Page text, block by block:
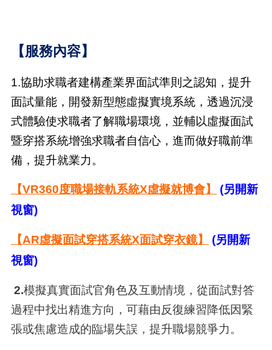
【服務內容】
1.協助求職者建構產業界面試準則之認知，提升
面試量能，開發新型態虛擬實境系統，透過沉浸
式體驗使求職者了解職場環境，並輔以虛擬面試
暨穿搭系統增強求職者自信心，進而做好職前準
備，提升就業力。
【VR360度職場接軌系統X虛擬就博會】
(另開新
視窗)
【AR虛擬面試穿搭系統X面試穿衣鏡】
(另開新
視窗)
2.模擬真實面試官角色及互動情境，從面試對答
過程中找出精進方向，可藉由反復練習降低因緊
張或焦慮造成的臨場失誤，提升職場競爭力。